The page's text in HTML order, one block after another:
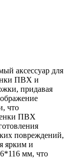
аксессуар для
ПВХ и
придавая
что
ПВХ
повреждений,
ярким и
мм, что